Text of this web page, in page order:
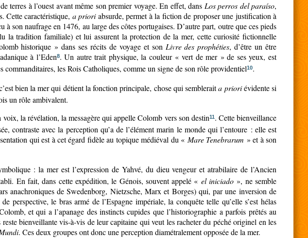
terres à l’ouest avant même son premier voyage. En effet, dans Los perros del paraíso,
Cette caractéristique, a prioriabsurde, permet à la fiction de proposer une justification à
son naufrage en 1476, au large des côtes portugaises. D’autre part, outre que ces pieds
la tradition familiale) et lui assurent la protection de la mer, cette curiosité fictionnelle
historique » dans ses récits de voyage et son Livre des prophéties, d’être un être
à l’Eden8. Un autre trait physique, la couleur « vert de mer » de ses yeux, est
commanditaires, les Rois Catholiques, comme un signe de son rôle providentiel10.
bien la mer qui détient la fonction principale, chose qui sembleraita prioriévidente si
un rôle ambivalent.
la révélation, la messagère qui appelle Colomb vers son destin11. Cette bienveillance
contraste avec la perception qu’a de l’élément marin le monde qui l’entoure : elle est
qui est à cet égard fidèle au topique médiéval du « Mare Tenebrarum » et à son
: la mer est l’expression de Yahvé, du dieu vengeur et atrabilaire de l’Ancien
En fait, dans cette expédition, le Génois, souvent appelé « el iniciado», ne semble
anachroniques de Swedenborg, Nietzsche, Marx et Borges) qui, par une inversion de
perspective, le bras armé de l’Espagne impériale, la conquête telle qu’elle s’est hélas
et qui a l’apanage des instincts cupides que l’historiographie a parfois prêtés au
bienveillante vis-à-vis de leur capitaine qui veut les racheter du péché originel en les
. Ces deux groupes ont donc une perception diamétralement opposée de la mer.